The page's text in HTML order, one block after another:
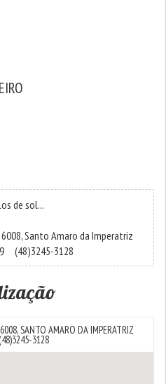
de sol...
Santo Amaro da Imperatriz
(48)3245-3128
SANTO AMARO DA IMPERATRIZ
(48)3245-3128